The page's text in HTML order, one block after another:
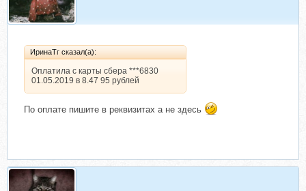
ИринаТг сказал(а):
Оплатила с карты сбера ***6830
01.05.2019 в 8.47 95 рублей
По оплате пишите в реквизитах а не здесь